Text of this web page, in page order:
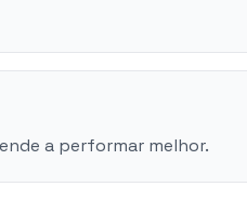
a performar melhor.